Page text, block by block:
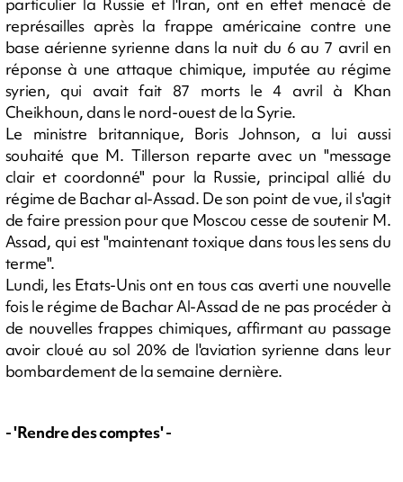
représailles après la frappe américaine contre une
base aérienne syrienne dans la nuit du 6 au 7 avril en
réponse à une attaque chimique, imputée au régime
syrien, qui avait fait 87 morts le 4 avril à Khan
Cheikhoun, dans le nord-ouest de la Syrie.
Le ministre britannique, Boris Johnson, a lui aussi
souhaité que M. Tillerson reparte avec un "message
clair et coordonné" pour la Russie, principal allié du
régime de Bachar al-Assad. De son point de vue, il s'agit
de faire pression pour que Moscou cesse de soutenir M.
Assad, qui est "maintenant toxique dans tous les sens du
terme".
Lundi, les Etats-Unis ont en tous cas averti une nouvelle
fois le régime de Bachar Al-Assad de ne pas procéder à
de nouvelles frappes chimiques, affirmant au passage
avoir cloué au sol 20% de l'aviation syrienne dans leur
bombardement de la semaine dernière.
- 'Rendre des comptes' -